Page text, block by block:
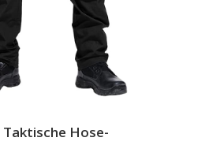
Taktische Hose-